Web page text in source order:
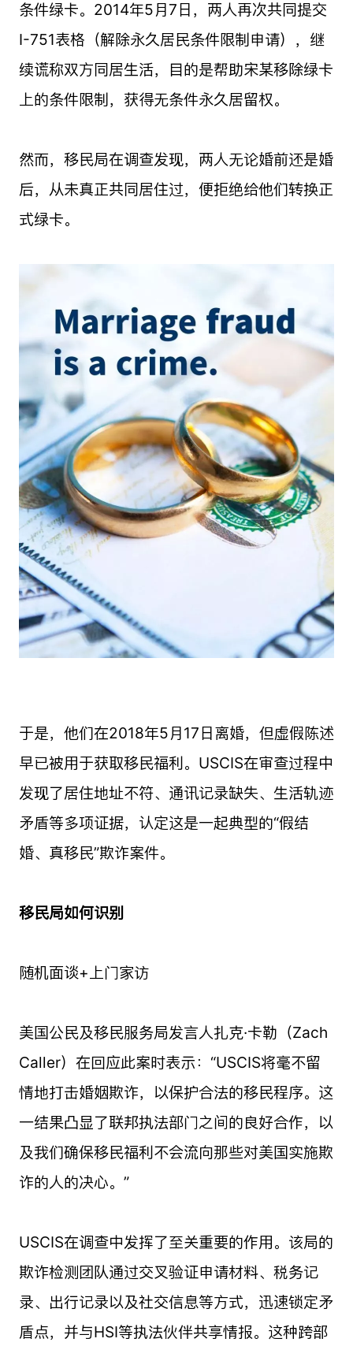
条件绿卡。2014年5月7日，两人再次共同提交
I-751表格（解除永久居民条件限制申请），继
续谎称双方同居生活，目的是帮助宋某移除绿卡
上的条件限制，获得无条件永久居留权。
然而，移民局在调查发现，两人无论婚前还是婚
后，从未真正共同居住过，便拒绝给他们转换正
式绿卡。
于是，他们在2018年5月17日离婚，但虚假陈述
早已被用于获取移民福利。USCIS在审查过程中
发现了居住地址不符、通讯记录缺失、生活轨迹
矛盾等多项证据，认定这是一起典型的“假结
婚、真移民”欺诈案件。
移民局如何识别
随机面谈+上门家访
美国公民及移民服务局发言人扎克·卡勒（Zach
Caller）在回应此案时表示：“USCIS将毫不留
情地打击婚姻欺诈，以保护合法的移民程序。这
一结果凸显了联邦执法部门之间的良好合作，以
及我们确保移民福利不会流向那些对美国实施欺
诈的人的决心。”
USCIS在调查中发挥了至关重要的作用。该局的
欺诈检测团队通过交叉验证申请材料、税务记
录、出行记录以及社交信息等方式，迅速锁定矛
盾点，并与HSI等执法伙伴共享情报。这种跨部